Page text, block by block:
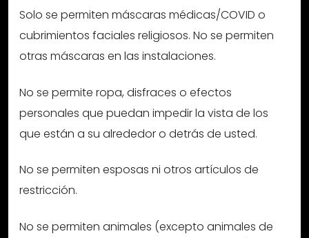
Solo se permiten máscaras médicas/COVID o
cubrimientos faciales religiosos. No se permiten
otras máscaras en las instalaciones.
No se permite ropa, disfraces o efectos
personales que puedan impedir la vista de los
que están a su alrededor o detrás de usted.
No se permiten esposas ni otros artículos de
restricción.
No se permiten animales (excepto animales de